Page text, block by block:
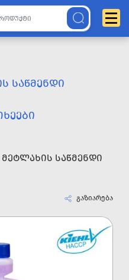
ᲡᲐᲬᲛᲔᲜᲓᲘ
ᲛᲔᲢᲚᲐᲮᲘᲡ ᲡᲐᲬᲛᲔᲜᲓᲘ
გაზიარება